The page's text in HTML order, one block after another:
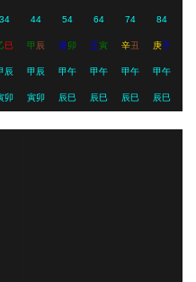
34 44 54 64 74 84
巳 甲 辰 癸卯 壬寅 辛丑 庚子
辰 甲辰 甲午 甲午 甲午 甲午
卯 寅卯 辰巳 辰巳 辰巳 辰巳